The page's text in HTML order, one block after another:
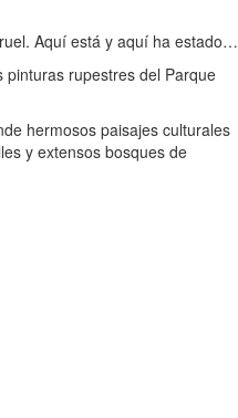
Aquí está y aquí ha estado…
rupestres del Parque
hermosos paisajes culturales
y extensos bosques de